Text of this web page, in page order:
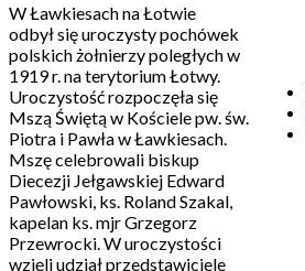
W Ławkiesach na Łotwie
odbył się uroczysty pochówek
polskich żołnierzy poległych w
1919 r. na terytorium Łotwy.
Uroczystość rozpoczęła się
Mszą Świętą w Kościele pw. św.
Piotra i Pawła w Ławkiesach.
Mszę celebrowali biskup
Diecezji Jełgawskiej Edward
Pawłowski, ks. Roland Szakal,
kapelan ks. mjr Grzegorz
Przewrocki. W uroczystości
wzięli udział przedstawiciele